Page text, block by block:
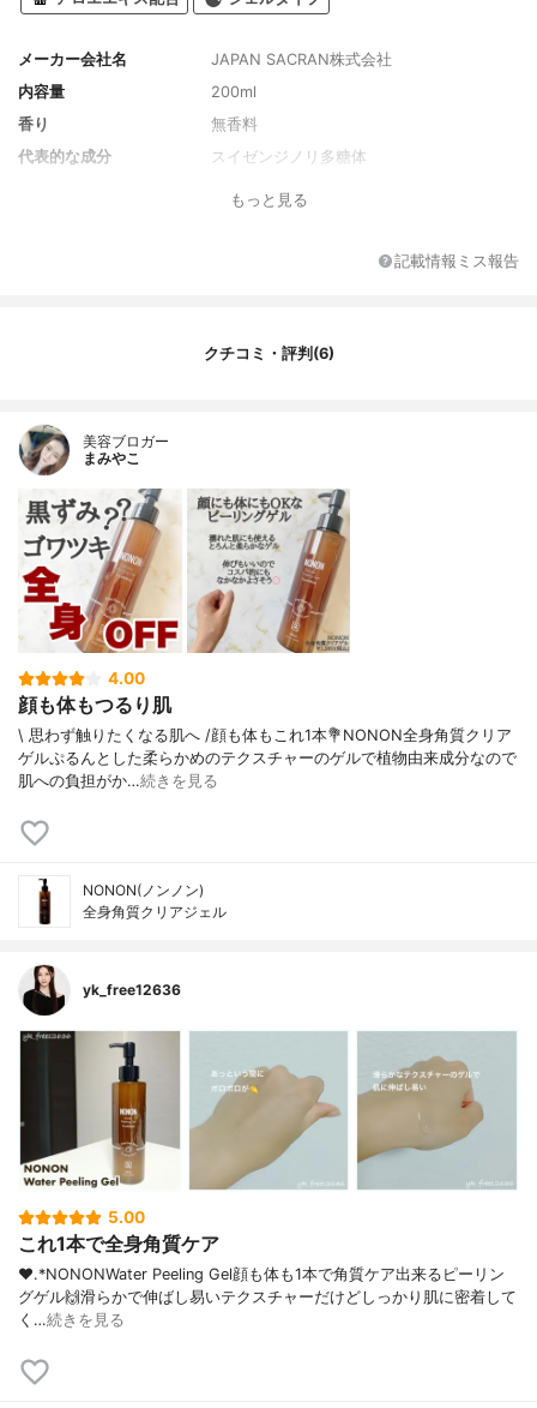
メーカー会社名
JAPAN SACRAN株式会社
内容量
200ml
香り
無香料
代表的な成分
スイゼンジノリ多糖体
もっと見る
記載情報ミス報告
クチコミ・評判(6)
美容ブロガー
まみやこ
4.00
顔も体もつるり肌
\ 思わず触りたくなる肌へ /⁡顔も体もこれ1本⁡⁡💐NONON全身角質クリア
ゲル⁡⁡ぷるんとした柔らかめのテクスチャーのゲルで植物由来成分なので
肌への負担がか…続きを見る
NONON(ノンノン)
全身角質クリアジェル
yk_free12636
5.00
これ1本で全身角質ケア
❤︎.*⁡NONONWater Peeling Gel⁡顔も体も1本で角質ケア出来るピーリン
グゲル🙌⁡滑らかで伸ばし易いテクスチャーだけどしっかり肌に密着して
く…続きを見る